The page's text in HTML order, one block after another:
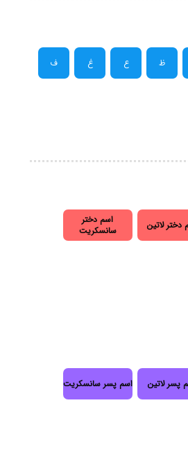
ظ ع غ ف
دختر لاتین
اسم دختر
سانسکریت
پسر لاتین اسم پسر سانسکریت